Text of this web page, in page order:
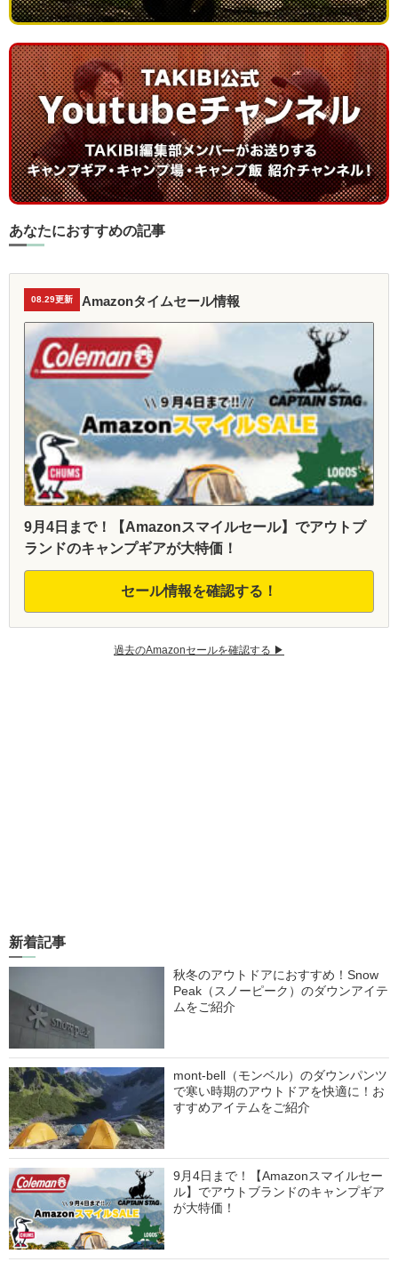
あなたにおすすめの記事
08.29更新 Amazonタイムセール情報
9月4日まで！【Amazonスマイルセール】でアウトブ
ランドのキャンプギアが大特価！
セール情報を確認する！
過去のAmazonセールを確認する ▶︎
新着記事
秋冬のアウトドアにおすすめ！Snow
Peak（スノーピーク）のダウンアイテ
ムをご紹介
mont-bell（モンベル）のダウンパンツ
で寒い時期のアウトドアを快適に！お
すすめアイテムをご紹介
9月4日まで！【Amazonスマイルセー
ル】でアウトブランドのキャンプギア
が大特価！